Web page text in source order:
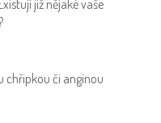
již nějaké vaše
chřipkou či angínou